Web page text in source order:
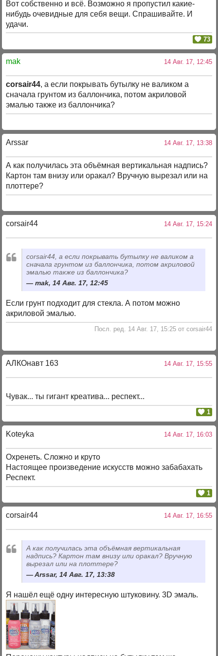
Вот собственно и всё. Возможно я пропустил какие-
нибудь очевидные для себя вещи. Спрашивайте. И
удачи.
73
mak 14 Авг. 17, 12:45
corsair44, а если покрывать бутылку не валиком а
сначала грунтом из баллончика, потом акриловой
эмалью также из баллончика?
Arssar 14 Авг. 17, 13:38
А как получилась эта объёмная вертикальная надпись?
Картон там внизу или оракал? Вручную вырезал или на
плоттере?
corsair44 14 Авг. 17, 15:24
corsair44, а если покрывать бутылку не валиком а
сначала грунтом из баллончика, потом акриловой
эмалью также из баллончика?
mak, 14 Авг. 17, 12:45
Если грунт подходит для стекла. А потом можно
акриловой эмалью.
Посл. ред. 14 Авг. 17, 15:25 от corsair44
АЛКОнавт 163 14 Авг. 17, 15:55
Чувак... ты гигант креатива... респект...
1
Koteyka 14 Авг. 17, 16:03
Охренеть. Сложно и круто
Настоящее произведение искусств можно забабахать
Респект.
1
corsair44 14 Авг. 17, 16:55
А как получилась эта объёмная вертикальная
надпись? Картон там внизу или оракал? Вручную
вырезал или на плоттере?
Arssar, 14 Авг. 17, 13:38
Я нашёл ещё одну интересную штуковину. 3D эмаль.